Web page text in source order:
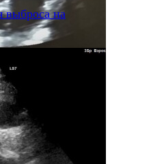
выброса на